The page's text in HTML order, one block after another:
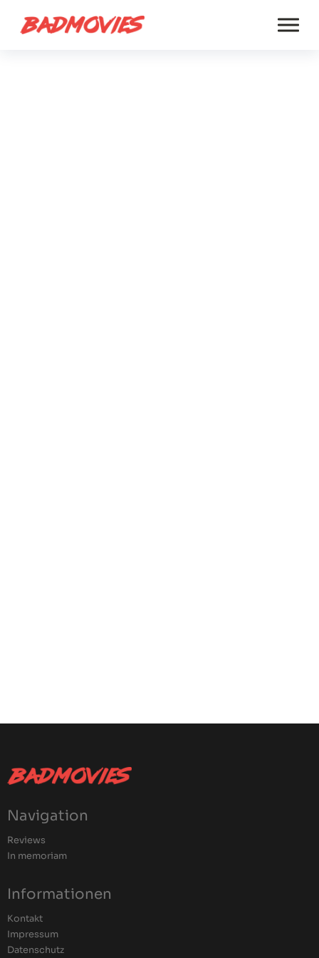
Navigation
Reviews
In memoriam
Informationen
Kontakt
Impressum
Datenschutz